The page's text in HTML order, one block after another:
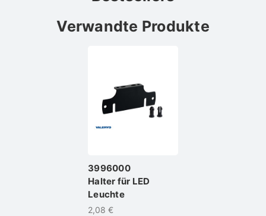
Verwandte Produkte
3996000
Halter für LED
Leuchte
2,08 €